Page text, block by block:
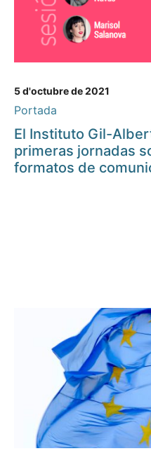
5 d'octubre de 2021
Portada
El Instituto Gil-
primeras jornadas
formatos de